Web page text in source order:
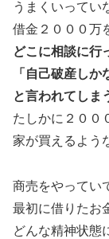
うまくいってい
借金２０００万
どこに相談に行
「自己破産しか
と言われてしま
たしかに２００
家が買えるよう
商売をやってい
最初に借りたお
どんな精神状態